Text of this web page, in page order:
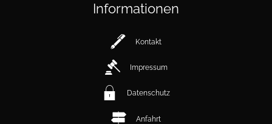
Informationen
Kontakt
Impressum
Datenschutz
Anfahrt